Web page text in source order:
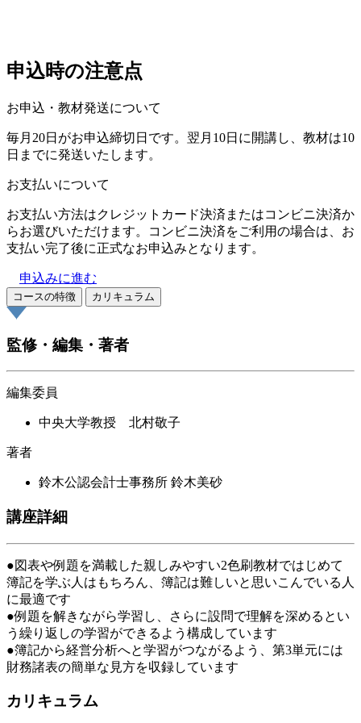
申込時の注意点
お申込・教材発送について
毎月20日がお申込締切日です。翌月10日に開講し、教材は10
日までに発送いたします。
お支払いについて
お支払い方法はクレジットカード決済またはコンビニ決済か
らお選びいただけます。コンビニ決済をご利用の場合は、お
支払い完了後に正式なお申込みとなります。
申込みに進む
コースの特徴 カリキュラム
監修・編集・著者
編集委員
中央大学教授 北村敬子
著者
鈴木公認会計士事務所 鈴木美砂
講座詳細
●図表や例題を満載した親しみやすい2色刷教材ではじめて
簿記を学ぶ人はもちろん、簿記は難しいと思いこんでいる人
に最適です
●例題を解きながら学習し、さらに設問で理解を深めるとい
う繰り返しの学習ができるよう構成しています
●簿記から経営分析へと学習がつながるよう、第3単元には
財務諸表の簡単な見方を収録しています
カリキュラム